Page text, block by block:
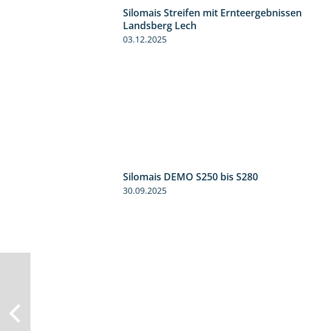
Silomais Streifen mit Ernteergebnissen
Landsberg Lech
03.12.2025
Silomais DEMO S250 bis S280
30.09.2025